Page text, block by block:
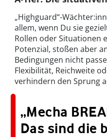
„Highguard“-
allem, wenn Du sie
Rollen oder Situationen
Potenzial, stoßen aber
Bedingungen nicht
Flexibilität, Reichweite
verhindern den Sprung
„Mecha
Das sind die